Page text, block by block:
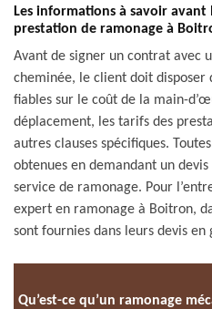
Les informations à savoir
prestation de ramonage à
Avant de signer un contrat avec
cheminée, le client doit
fiables sur le coût de la main-
déplacement, les tarifs des
autres clauses spécifiques.
obtenues en demandant un
service de ramonage. Pour
expert en ramonage à Boitron,
sont fournies dans leurs devis en
Qu’est-ce qu’un ramonage